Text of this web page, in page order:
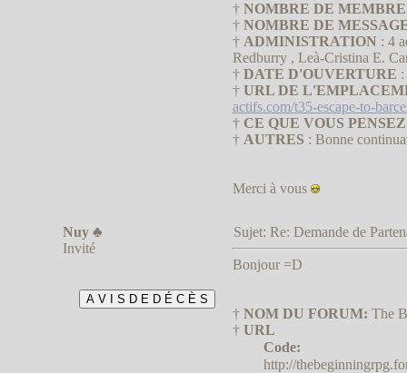
† NOMBRE DE
† NOMBRE DE
† ADMINISTRATION: 4
Redburry , Leà-Cristina E.
† DATE D'OUVERTURE
† URL DE
actifs.com/t35-escape-to-
† CE QUE VOUS
† AUTRES : Bonne
Merci à vous
Nuy ♣
Invité
Sujet: Re: Demande de
Bonjour =D
† NOM DU FORUM: The
† URL
Code:
http://